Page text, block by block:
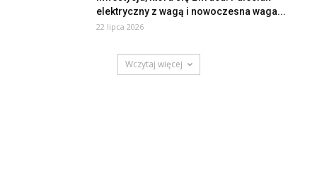
elektryczny z wagą i nowoczesna waga...
22 lipca 2026
Wczytaj więcej